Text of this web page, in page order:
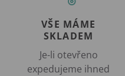
VŠE MÁME
SKLADEM
Je-li otevřeno
expedujeme ihned